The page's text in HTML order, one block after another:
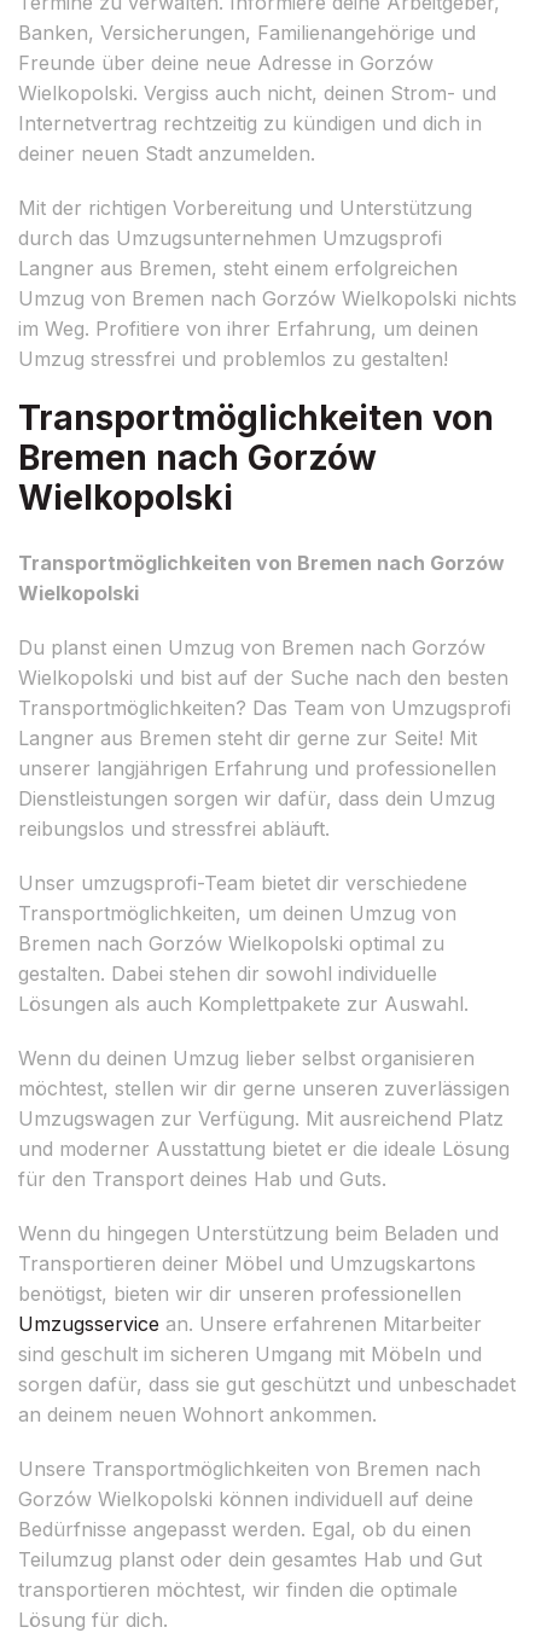
Banken, Versicherungen, Familienangehörige und
Freunde über deine neue Adresse in Gorzów
Wielkopolski. Vergiss auch nicht, deinen Strom- und
Internetvertrag rechtzeitig zu kündigen und dich in
deiner neuen Stadt anzumelden.
Mit der richtigen Vorbereitung und Unterstützung
durch das Umzugsunternehmen Umzugsprofi
Langner aus Bremen, steht einem erfolgreichen
Umzug von Bremen nach Gorzów Wielkopolski nichts
im Weg. Profitiere von ihrer Erfahrung, um deinen
Umzug stressfrei und problemlos zu gestalten!
Transportmöglichkeiten von
Bremen nach Gorzów
Wielkopolski
Transportmöglichkeiten von Bremen nach Gorzów
Wielkopolski
Du planst einen Umzug von Bremen nach Gorzów
Wielkopolski und bist auf der Suche nach den besten
Transportmöglichkeiten? Das Team von Umzugsprofi
Langner aus Bremen steht dir gerne zur Seite! Mit
unserer langjährigen Erfahrung und professionellen
Dienstleistungen sorgen wir dafür, dass dein Umzug
reibungslos und stressfrei abläuft.
Unser umzugsprofi-Team bietet dir verschiedene
Transportmöglichkeiten, um deinen Umzug von
Bremen nach Gorzów Wielkopolski optimal zu
gestalten. Dabei stehen dir sowohl individuelle
Lösungen als auch Komplettpakete zur Auswahl.
Wenn du deinen Umzug lieber selbst organisieren
möchtest, stellen wir dir gerne unseren zuverlässigen
Umzugswagen zur Verfügung. Mit ausreichend Platz
und moderner Ausstattung bietet er die ideale Lösung
für den Transport deines Hab und Guts.
Wenn du hingegen Unterstützung beim Beladen und
Transportieren deiner Möbel und Umzugskartons
benötigst, bieten wir dir unseren professionellen
Umzugsservice an. Unsere erfahrenen Mitarbeiter
sind geschult im sicheren Umgang mit Möbeln und
sorgen dafür, dass sie gut geschützt und unbeschadet
an deinem neuen Wohnort ankommen.
Unsere Transportmöglichkeiten von Bremen nach
Gorzów Wielkopolski können individuell auf deine
Bedürfnisse angepasst werden. Egal, ob du einen
Teilumzug planst oder dein gesamtes Hab und Gut
transportieren möchtest, wir finden die optimale
Lösung für dich.